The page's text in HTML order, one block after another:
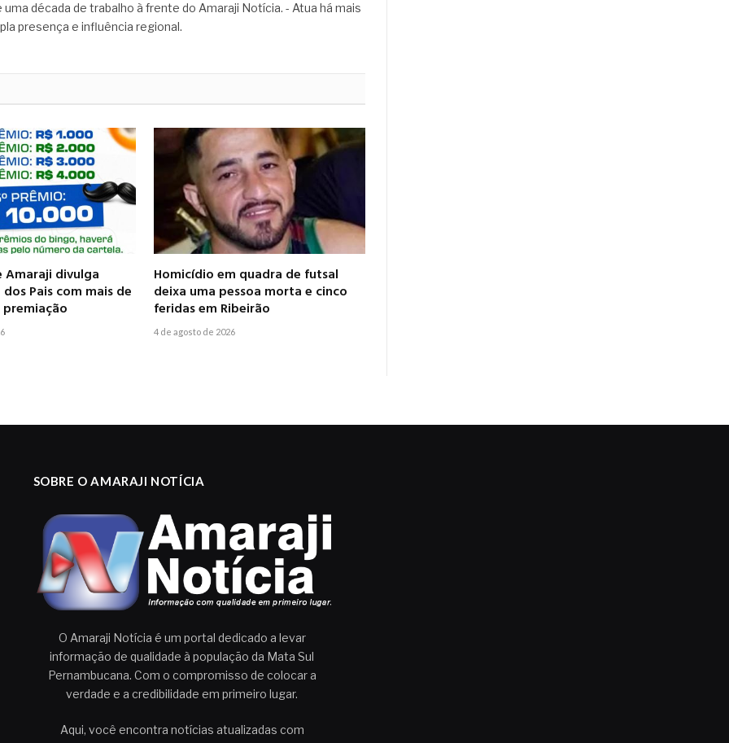
década de trabalho à frente do Amaraji Notícia. - Atua há mais
presença e influência regional.
divulga
Pais com mais de
premiação
Homicídio em quadra de futsal
deixa uma pessoa morta e cinco
feridas em Ribeirão
4 de agosto de 2026
SOBRE O AMARAJI NOTÍCIA
O Amaraji Notícia é um portal dedicado a levar
informação de qualidade à população da Mata Sul
Pernambucana. Com o compromisso de colocar a
verdade e a credibilidade em primeiro lugar.
Aqui, você encontra notícias atualizadas com